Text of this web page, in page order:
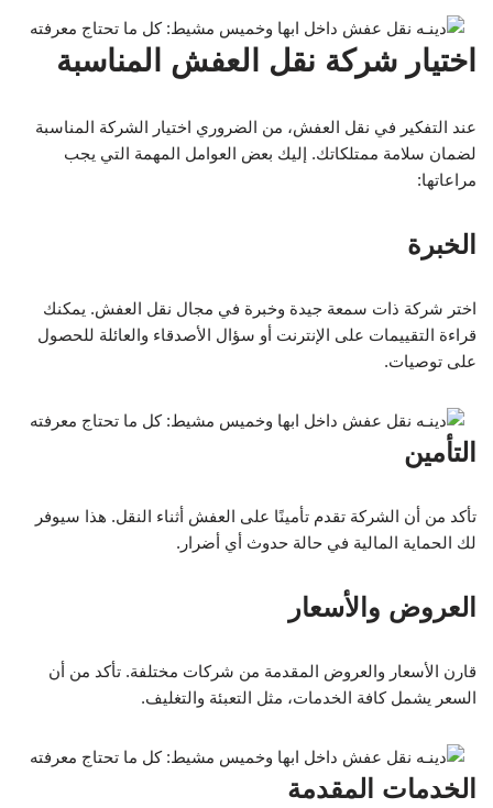
اختيار شركة نقل العفش المناسبة
عند التفكير في نقل العفش، من الضروري اختيار الشركة المناسبة
لضمان سلامة ممتلكاتك. إليك بعض العوامل المهمة التي يجب
مراعاتها:
الخبرة
اختر شركة ذات سمعة جيدة وخبرة في مجال نقل العفش. يمكنك
قراءة التقييمات على الإنترنت أو سؤال الأصدقاء والعائلة للحصول
على توصيات.
التأمين
تأكد من أن الشركة تقدم تأمينًا على العفش أثناء النقل. هذا سيوفر
لك الحماية المالية في حالة حدوث أي أضرار.
العروض والأسعار
قارن الأسعار والعروض المقدمة من شركات مختلفة. تأكد من أن
السعر يشمل كافة الخدمات، مثل التعبئة والتغليف.
الخدمات المقدمة